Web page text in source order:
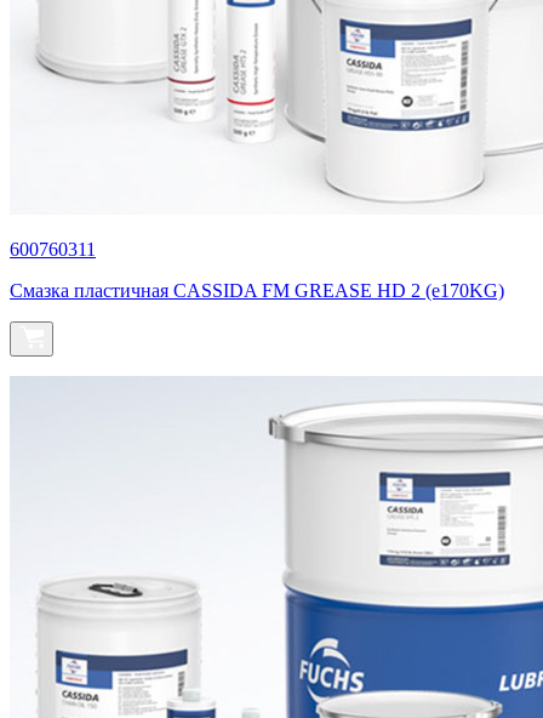
600760311
Смазка пластичная CASSIDA FM GREASE HD 2 (e170KG)